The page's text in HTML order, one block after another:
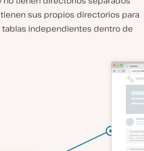
sus propios directorios para
tablas independientes dentro de